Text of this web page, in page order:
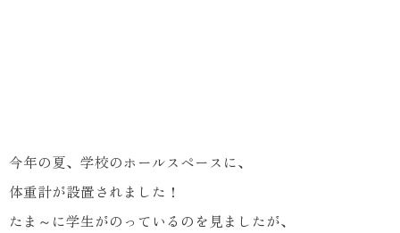
今年の夏、学校のホールスペースに、
体重計が設置されました！
たま～に学生がのっているのを見ましたが、